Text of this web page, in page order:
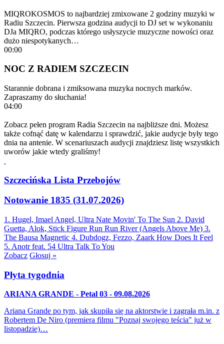
MIQROKOSMOS to najbardziej zmixowane 2 godziny muzyki w
Radiu Szczecin. Pierwsza godzina audycji to DJ set w wykonaniu
DJa MIQRO, podczas którego usłyszycie muzyczne nowości oraz
dużo niespotykanych…
00:00
NOC Z RADIEM SZCZECIN
Starannie dobrana i zmiksowana muzyka nocnych marków.
Zapraszamy do słuchania!
04:00
Zobacz pełen program Radia Szczecin na najbliższe dni. Możesz
także cofnąć datę w kalendarzu i sprawdzić, jakie audycje były tego
dnia na antenie. W scenariuszach audycji znajdziesz listę wszystkich
uworów jakie wtedy graliśmy!
Szczecińska Lista Przebojów
Notowanie 1835 (31.07.2026)
1. Hugel, Imael Angel, Ultra Nate Movin' To The Sun 2. David
Guetta, Alok, Stick Figure Run Run River (Angels Above Me) 3.
The Bausa Magnetic 4. Dubdogz, Fezzo, Zaark How Does It Feel
5. Anotr feat. 54 Ultra Talk To You
Zobacz Głosuj »
Płyta tygodnia
ARIANA GRANDE - Petal 03 - 09.08.2026
Ariana Grande po tym, jak skupiła się na aktorstwie i zagrała m.in. z
Robertem De Niro (premiera filmu "Poznaj swojego teścia" już w
listopadzie)…